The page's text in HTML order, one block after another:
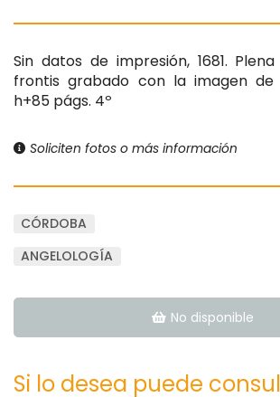
Sin datos de impresión, 1681.
frontis grabado con la imagen de
h+85 págs. 4º
Soliciten fotos o más información
CÓRDOBA
ANGELOLOGÍA
No disponible
Si lo desea puede